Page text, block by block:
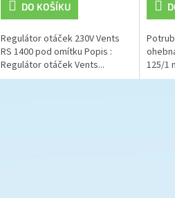
DO KOŠÍKU
Regulátor otáček 230V Vents
RS 1400 pod omítku Popis :
Regulátor otáček Vents...
125/1